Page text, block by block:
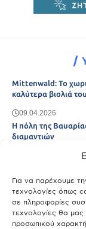
Για να παρέχουμε
τεχνολογίες όπως
σε πληροφορίες
τεχνολογίες θα
προσωπικού
Mittenwald: Το
καλύτερα βιολιά
09.04.2026
Η πόλη της
διαμαντιών
Χριστουγέννων»
09.04.2026
Το γερμανικό χωριό
χρόνο και η